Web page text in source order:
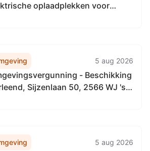
oplaadplekken voor
5 aug 2026
- Beschikking
Sijzenlaan 50, 2566 WJ 's-
5 aug 2026